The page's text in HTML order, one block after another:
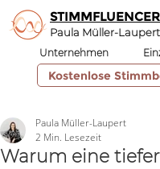
Paula Müller-Laupert
Unternehmen
Kostenlose
Warum eine
Paula Müller-Laupert
2 Min. Lesezeit